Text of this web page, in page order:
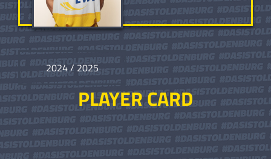
2024 / 2025
PLAYER CARD